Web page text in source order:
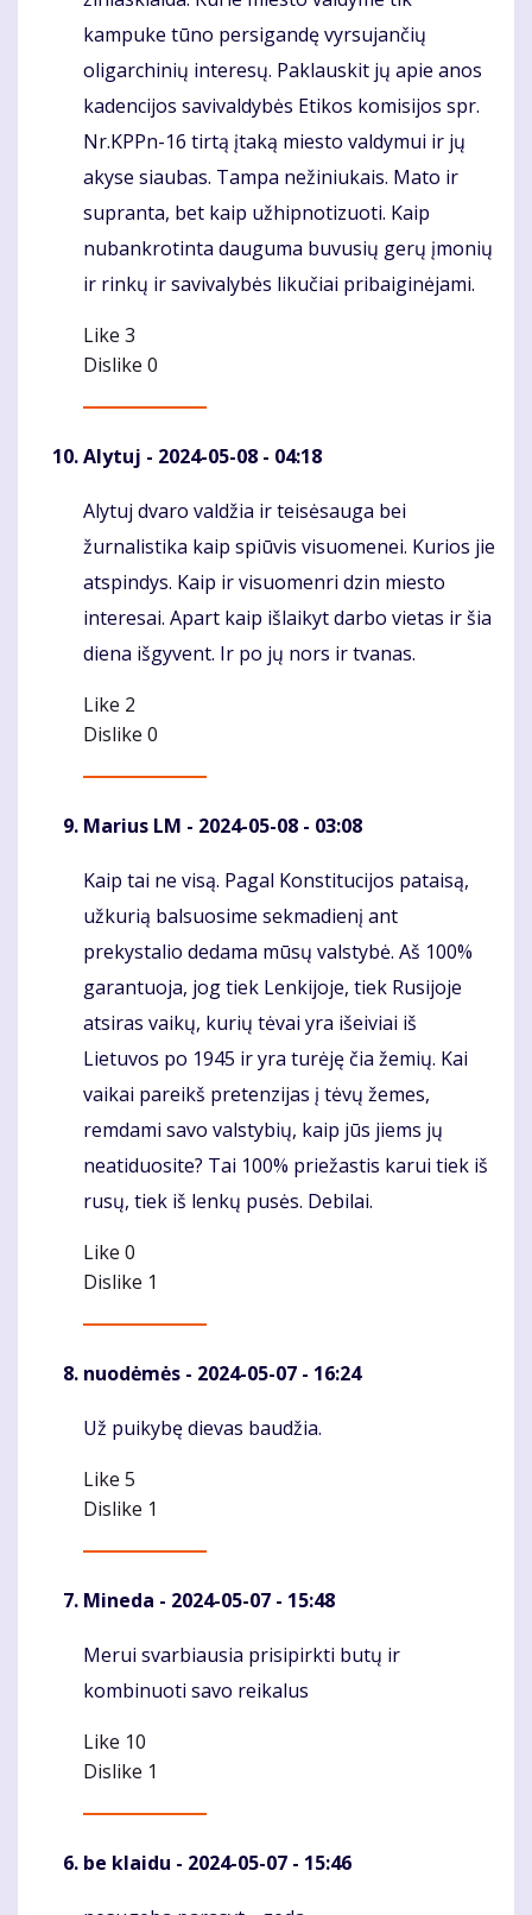
kampuke tūno persigandę vyrsujančių
oligarchinių interesų. Paklauskit jų apie anos
kadencijos savivaldybės Etikos komisijos spr.
Nr.KPPn-16 tirtą įtaką miesto valdymui ir jų
akyse siaubas. Tampa nežiniukais. Mato ir
supranta, bet kaip užhipnotizuoti. Kaip
nubankrotinta dauguma buvusių gerų įmonių
ir rinkų ir savivalybės likučiai pribaiginėjami.
Like 3
Dislike 0
Alytuj - 2024-05-08 - 04:18
Komentaras
Alytuj dvaro valdžia ir teisėsauga bei
žurnalistika kaip spiūvis visuomenei. Kurios jie
atspindys. Kaip ir visuomenri dzin miesto
interesai. Apart kaip išlaikyt darbo vietas ir šia
diena išgyvent. Ir po jų nors ir tvanas.
Like 2
Dislike 0
Marius LM - 2024-05-08 - 03:08
Komentaras
Kaip tai ne visą. Pagal Konstitucijos pataisą,
užkurią balsuosime sekmadienį ant
prekystalio dedama mūsų valstybė. Aš 100%
garantuoja, jog tiek Lenkijoje, tiek Rusijoje
atsiras vaikų, kurių tėvai yra išeiviai iš
Lietuvos po 1945 ir yra turėję čia žemių. Kai
vaikai pareikš pretenzijas į tėvų žemes,
remdami savo valstybių, kaip jūs jiems jų
neatiduosite? Tai 100% priežastis karui tiek iš
rusų, tiek iš lenkų pusės. Debilai.
Like 0
Dislike 1
nuodėmės - 2024-05-07 - 16:24
Komentaras
Už puikybę dievas baudžia.
Like 5
Dislike 1
Mineda - 2024-05-07 - 15:48
Komentaras
Merui svarbiausia prisipirkti butų ir
kombinuoti savo reikalus
Like 10
Dislike 1
be klaidu - 2024-05-07 - 15:46